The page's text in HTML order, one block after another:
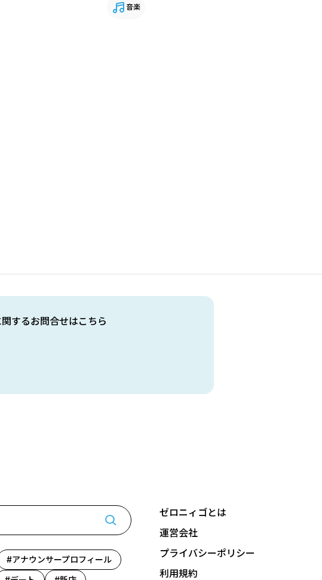
音楽
するお問合せはこちら
アナウンサープロフィール
ゼロニィゴとは
運営会社
プライバシーポリシー
利用規約